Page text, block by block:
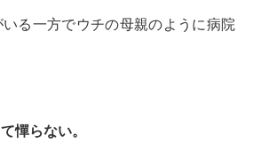
る一方でウチの母親のように病院
憚らない。